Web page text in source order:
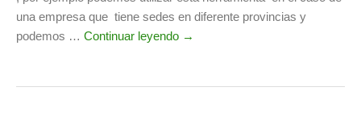
una empresa que tiene sedes en diferente provincias y
podemos … Continuar leyendo →